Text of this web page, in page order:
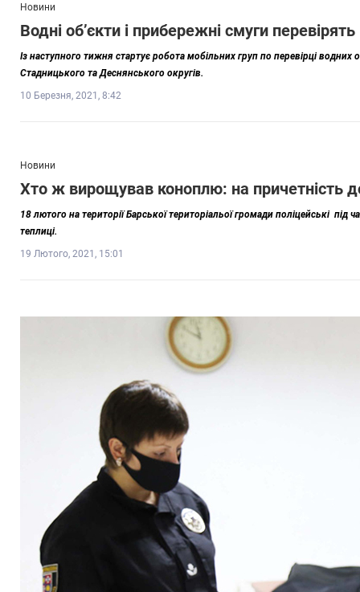
Новини
Водні об’єкти і прибережні смуги перевірять
Із наступного тижня стартує робота мобільних груп по перевірці
Стадницького та Деснянського округів.
10 Березня, 2021, 8:42
Новини
Хто ж вирощував коноплю: на причетність
18 лютого на території Барської територіальої громади поліцейські
теплиці.
19 Лютого, 2021, 15:01